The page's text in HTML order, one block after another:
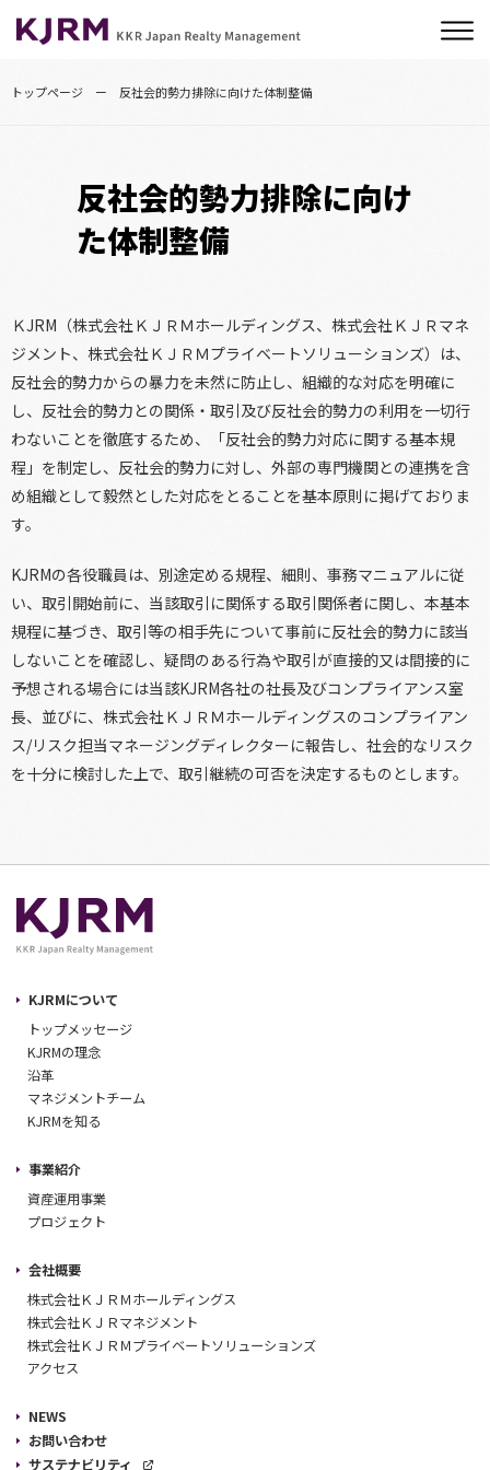
トップページ 反社会的勢力排除に向けた体制整備
反社会的勢力排除に向け
た体制整備
ＫJRM（株式会社ＫＪＲＭホールディングス、株式会社ＫＪＲマネ
ジメント、株式会社ＫＪＲＭプライベートソリューションズ）は、
反社会的勢力からの暴力を未然に防止し、組織的な対応を明確に
し、反社会的勢力との関係・取引及び反社会的勢力の利用を一切行
わないことを徹底するため、「反社会的勢力対応に関する基本規
程」を制定し、反社会的勢力に対し、外部の専門機関との連携を含
め組織として毅然とした対応をとることを基本原則に掲げておりま
す。
KJRMの各役職員は、別途定める規程、細則、事務マニュアルに従
い、取引開始前に、当該取引に関係する取引関係者に関し、本基本
規程に基づき、取引等の相手先について事前に反社会的勢力に該当
しないことを確認し、疑問のある行為や取引が直接的又は間接的に
予想される場合には当該KJRM各社の社長及びコンプライアンス室
長、並びに、株式会社ＫＪＲＭホールディングスのコンプライアン
ス/リスク担当マネージングディレクターに報告し、社会的なリスク
を十分に検討した上で、取引継続の可否を決定するものとします。
KJRMについて
トップメッセージ
KJRMの理念
沿革
マネジメントチーム
KJRMを知る
事業紹介
資産運用事業
プロジェクト
会社概要
株式会社ＫＪＲＭホールディングス
株式会社ＫＪＲマネジメント
株式会社ＫＪＲＭプライベートソリューションズ
アクセス
NEWS
お問い合わせ
サステナビリティ